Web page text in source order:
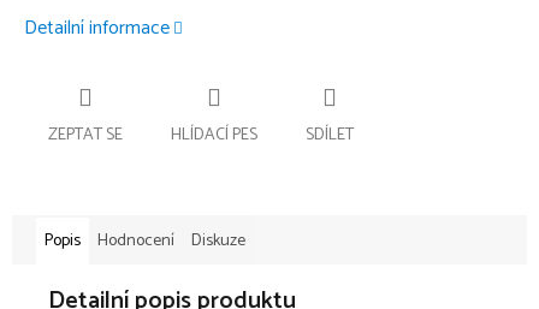
Detailní informace
ZEPTAT SE HLÍDACÍ PES SDÍLET
Popis Hodnocení Diskuze